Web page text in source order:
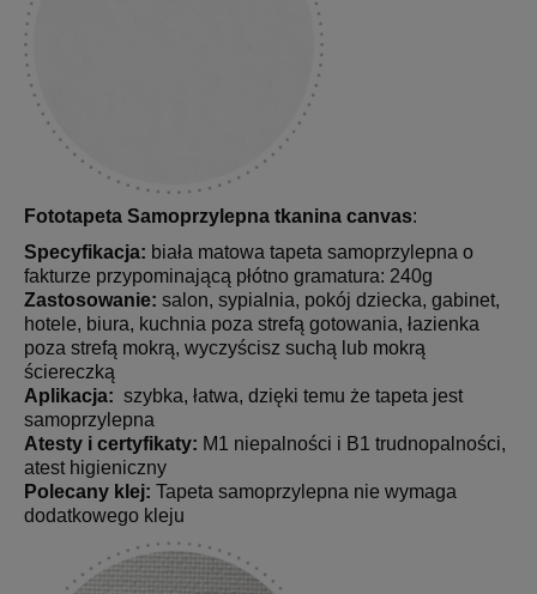
Fototapeta Samoprzylepna tkanina canvas:
Specyfikacja: biała matowa tapeta samoprzylepna o
fakturze przypominającą płótno gramatura: 240g
Zastosowanie: salon, sypialnia, pokój dziecka, gabinet,
hotele, biura, kuchnia poza strefą gotowania, łazienka
poza strefą mokrą, wyczyścisz suchą lub mokrą
ściereczką
Aplikacja: szybka, łatwa, dzięki temu że tapeta jest
samoprzylepna
Atesty i certyfikaty: M1 niepalności i B1 trudnopalności,
atest higieniczny
Polecany klej: Tapeta samoprzylepna nie wymaga
dodatkowego kleju